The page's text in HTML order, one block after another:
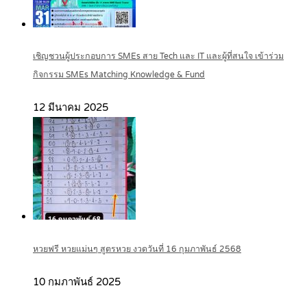
เชิญชวนผู้ประกอบการ SMEs สาย Tech และ IT และผู้ที่สนใจ เข้าร่วม
กิจกรรม SMEs Matching Knowledge & Fund
12 มีนาคม 2025
หวยฟรี หวยแม่นๆ สูตรหวย งวดวันที่ 16 กุมภาพันธ์ 2568
10 กุมภาพันธ์ 2025